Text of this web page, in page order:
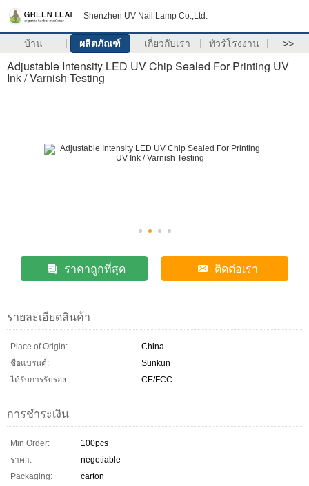
Shenzhen UV Nail Lamp Co.,Ltd.
บ้าน ผลิตภัณฑ์ เกี่ยวกับเรา ทัวร์โรงงาน >>
Adjustable Intensity LED UV Chip Sealed For Printing UV
Ink / Varnish Testing
ราคาถูกที่สุด ติดต่อเรา
รายละเอียดสินค้า
Place of Origin:
China
ชื่อแบรนด์:
Sunkun
ได้รับการรับรอง:
CE/FCC
การชำระเงิน
Min Order:
100pcs
ราคา:
negotiable
Packaging:
carton